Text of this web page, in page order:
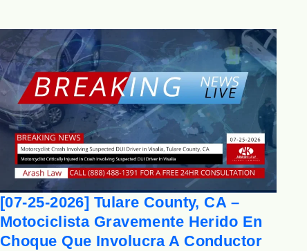
[07-25-2026] Tulare County, CA –
Motociclista Gravemente Herido En
Choque Que Involucra A Conductor